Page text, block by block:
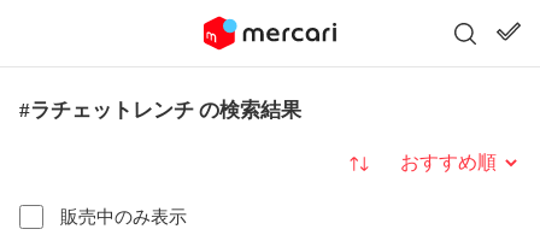
#ラチェットレンチ の検索結果
販売中のみ表示
並び替え